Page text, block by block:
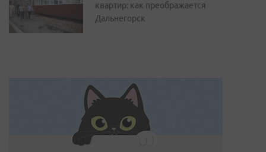
квартир: как преображается
Дальнегорск